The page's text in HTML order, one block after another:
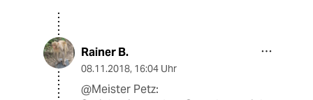
Rainer B.
08.11.2018, 16:04 Uhr
@Meister Petz: